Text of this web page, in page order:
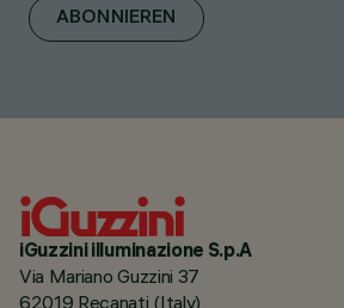
ABONNIEREN
iGuzzini illuminazione S.p.A
Via Mariano Guzzini 37
62019 Recanati (Italy)